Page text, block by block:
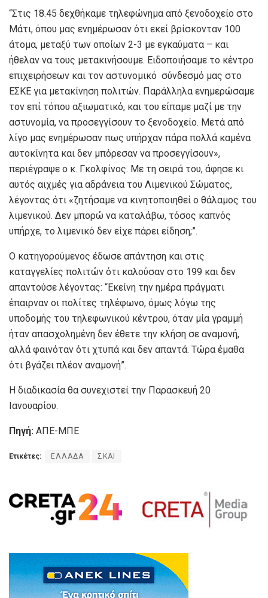
“Στις 18.45 δεχθήκαμε τηλεφώνημα από ξενοδοχείο στο
Μάτι, όπου μας ενημέρωσαν ότι εκεί βρίσκονταν 100
άτομα, μεταξύ των οποίων 2-3 με εγκαύματα – και
ήθελαν να τους μετακινήσουμε. Ειδοποιήσαμε το κέντρο
επιχειρήσεων και τον αστυνομικό σύνδεσμό μας στο
ΕΣΚΕ για μετακίνηση πολιτών. Παράλληλα ενημερώσαμε
τον επί τόπου αξιωματικό, και του είπαμε μαζί με την
αστυνομία, να προσεγγίσουν το ξενοδοχείο. Μετά από
λίγο μας ενημέρωσαν πως υπήρχαν πάρα πολλά καμένα
αυτοκίνητα και δεν μπόρεσαν να προσεγγίσουν»,
περιέγραψε ο κ. Γκολφίνος. Με τη σειρά του, άφησε κι
αυτός αιχμές για αδράνεια του Λιμενικού Σώματος,
λέγοντας ότι «ζητήσαμε να κινητοποιηθεί ο θάλαμος του
λιμενικού. Δεν μπορώ να καταλάβω, τόσος καπνός
υπήρχε, το λιμενικό δεν είχε πάρει είδηση;”.
Ο κατηγορούμενος έδωσε απάντηση και στις
καταγγελίες πολιτών ότι καλούσαν στο 199 και δεν
απαντούσε λέγοντας: “Εκείνη την ημέρα πράγματι
έπαιρναν οι πολίτες τηλέφωνο, όμως λόγω της
υποδομής του τηλεφωνικού κέντρου, όταν μία γραμμή
ήταν απασχολημένη δεν έθετε την κλήση σε αναμονή,
αλλά φαινόταν ότι χτυπά και δεν απαντά. Τώρα έμαθα
ότι βγάζει πλέον αναμονή”.
Η διαδικασία θα συνεχιστεί την Παρασκευή 20
Ιανουαρίου.
Πηγή: ΑΠΕ-ΜΠΕ
Ετικέτες: ΕΛΛΑΔΑ ΣΚΑΙ